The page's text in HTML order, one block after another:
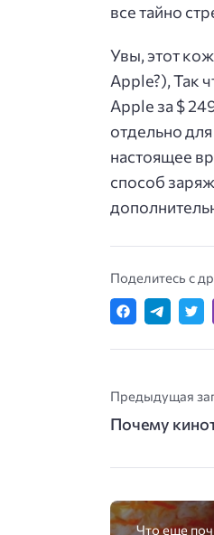
все тайно
Увы, этот
Apple?), Так
Apple за $
отдельно
настоящее
способ
Поделитесь с
Предыдущая
Почему
Что еще